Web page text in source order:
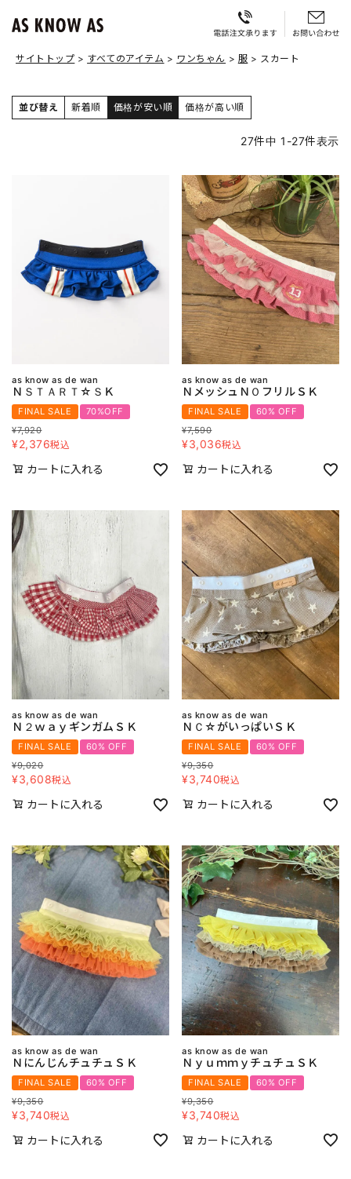
サイトトップ すべてのアイテム ワンちゃん 服 スカート
並び替え 新着順 価格が安い順 価格が高い順
27件中 1 -27件表示
as know as de wan
ＮＳＴＡＲＴ☆ＳＫ
FINAL SALE
70%OFF
¥7,920
¥2,376税込
カートに入れる
as know as de wan
ＮメッシュＮＯフリルＳＫ
FINAL SALE
60% OFF
¥7,590
¥3,036税込
カートに入れる
as know as de wan
Ｎ２ｗａｙギンガムＳＫ
FINAL SALE
60% OFF
¥9,020
¥3,608税込
カートに入れる
as know as de wan
ＮＣ☆がいっぱいＳＫ
FINAL SALE
60% OFF
¥9,350
¥3,740税込
カートに入れる
as know as de wan
ＮにんじんチュチュＳＫ
FINAL SALE
60% OFF
¥9,350
¥3,740税込
カートに入れる
as know as de wan
ＮｙｕｍｍｙチュチュＳＫ
FINAL SALE
60% OFF
¥9,350
¥3,740税込
カートに入れる